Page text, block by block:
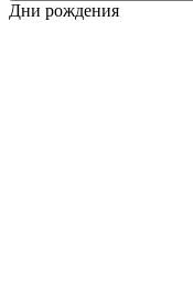
Дни рождения